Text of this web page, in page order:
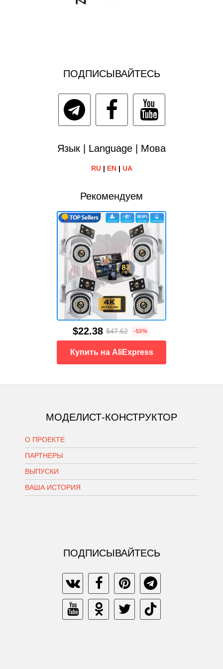
ПОДПИСЫВАЙТЕСЬ
Язык | Language | Мова
RU| EN| UA
Рекомендуем
$22.38 $47.62 -53%
Купить на AliExpress
МОДЕЛИСТ-КОНСТРУКТОР
О ПРОЕКТЕ
ПАРТНЕРЫ
ВЫПУСКИ
ВАША ИСТОРИЯ
ПОДПИСЫВАЙТЕСЬ